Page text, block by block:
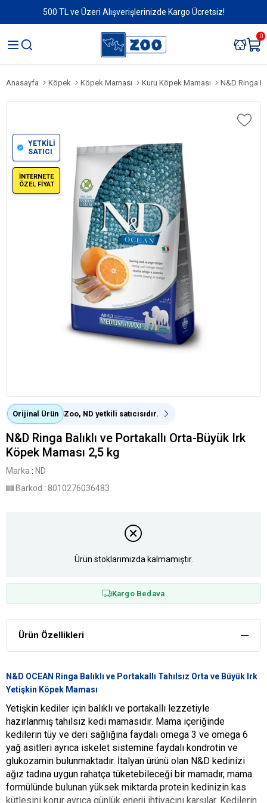
500 TL ve Üzeri Alışverişlerinizde Kargo Ücretsiz!
0
Anasayfa Köpek Köpek Maması Kuru Köpek Maması N&D Ringa
YETKİLİ
SATICI
İNTERNETE
ÖZEL FİYAT
Orijinal Ürün Zoo, ND yetkili satıcısıdır.
N&D Ringa Balıklı ve Portakallı Orta-Büyük Irk
Köpek Maması 2,5 kg
Marka : ND
Barkod : 8010276036483
Ürün stoklarımızda kalmamıştır.
Kargo Bedava
Ürün Özellikleri
N&D OCEAN Ringa Balıklı ve Portakallı Tahılsız Orta ve Büyük Irk
Yetişkin Köpek Maması
Yetişkin kediler için balıklı ve portakallı lezzetiyle
hazırlanmış tahılsız kedi mamasıdır. Mama içeriğinde
kedilerin tüy ve deri sağlığına faydalı omega 3 ve omega 6
yağ asitleri ayrıca iskelet sistemine faydalı kondrotin ve
glukozamin bulunmaktadır. İtalyan ürünü olan N&D kedinizi
ağız tadına uygun rahatça tüketebileceği bir mamadır, mama
formülünde bulunan yüksek miktarda protein kedinizin kas
kütlesini korur ayrıca günlük enerji ihtiyacını karşılar. Kedilerin